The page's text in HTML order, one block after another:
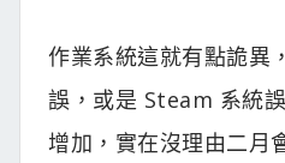
作業系統這就有點詭
誤，或是 Steam 系統
增加，實在沒理由二月